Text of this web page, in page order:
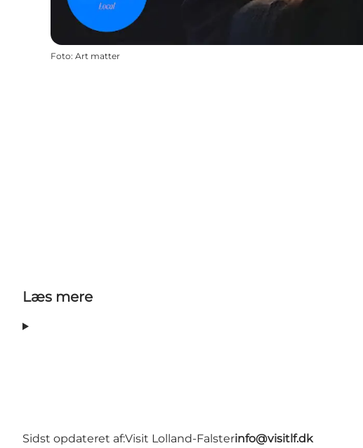
Foto: Art matter
Læs mere
Sidst opdateret af:Visit Lolland-Falsterinfo@visitlf.dk